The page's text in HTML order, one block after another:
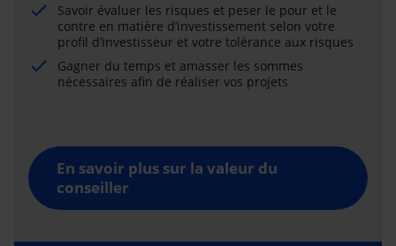
Savoir évaluer les risques et peser le pour et le
contre en matière d’investissement selon votre
profil d’investisseur et votre tolérance aux risques
Gagner du temps et amasser les sommes
nécessaires afin de réaliser vos projets
En savoir plus sur la valeur du
conseiller